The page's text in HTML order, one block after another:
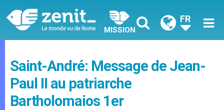
MISSION
FR
Saint-André: Message de Jean-
Paul II au patriarche
Bartholomaios 1er